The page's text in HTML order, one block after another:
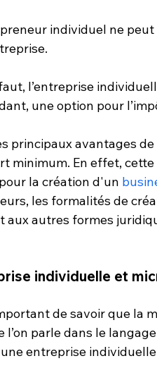
individuel ne
l’entreprise
une option pour
principaux avantages
minimum. En effet,
la création d'un
les formalités de
aux autres formes
individuelle et
de savoir que la
l’on parle dans le
entreprise